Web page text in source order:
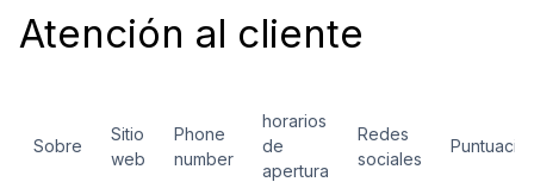
Atención al cliente
Sobre
Sitio
web
Phone
number
horarios
de
apertura
Redes
sociales